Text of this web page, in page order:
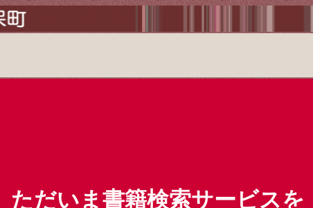
ただいま書籍検索サービスを